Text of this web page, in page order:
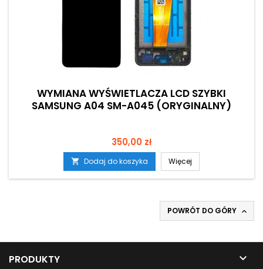
WYMIANA WYŚWIETLACZA LCD SZYBKI
SAMSUNG A04 SM-A045 (ORYGINALNY)
Cena
350,00 zł
 Dodaj do koszyka Więcej
POWRÓT DO GÓRY 
PRODUKTY 